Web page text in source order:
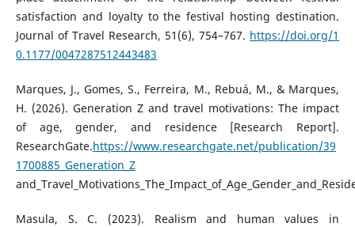
satisfaction and loyalty to the festival hosting destination.
Journal of Travel Research, 51(6), 754–767. https://doi.org/1
0.1177/0047287512443483
Marques, J., Gomes, S., Ferreira, M., Rebuá, M., & Marques,
H. (2026). Generation Z and travel motivations: The impact
of age, gender, and residence [Research Report].
ResearchGate.https://www.researchgate.net/publication/39
1700885_Generation_Z
Masula, S. C. (2023). Realism and human values in